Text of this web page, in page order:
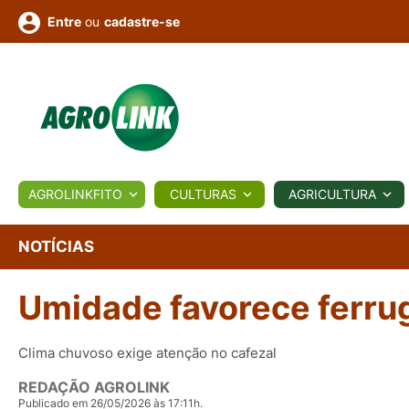
BIOLÓGICOS COTAÇÕES NOTÍCIAS
Conversor Colunistas Eventos
e
Vídeos
Entre ou cadastre-se
AGROLINKFITO CULTURAS AGRICULTURA
NOTÍCIAS
Umidade favorece
Clima chuvoso exige atenção no cafezal
REDAÇÃO AGROLINK
Publicado em 26/05/2026 às 17:11h.